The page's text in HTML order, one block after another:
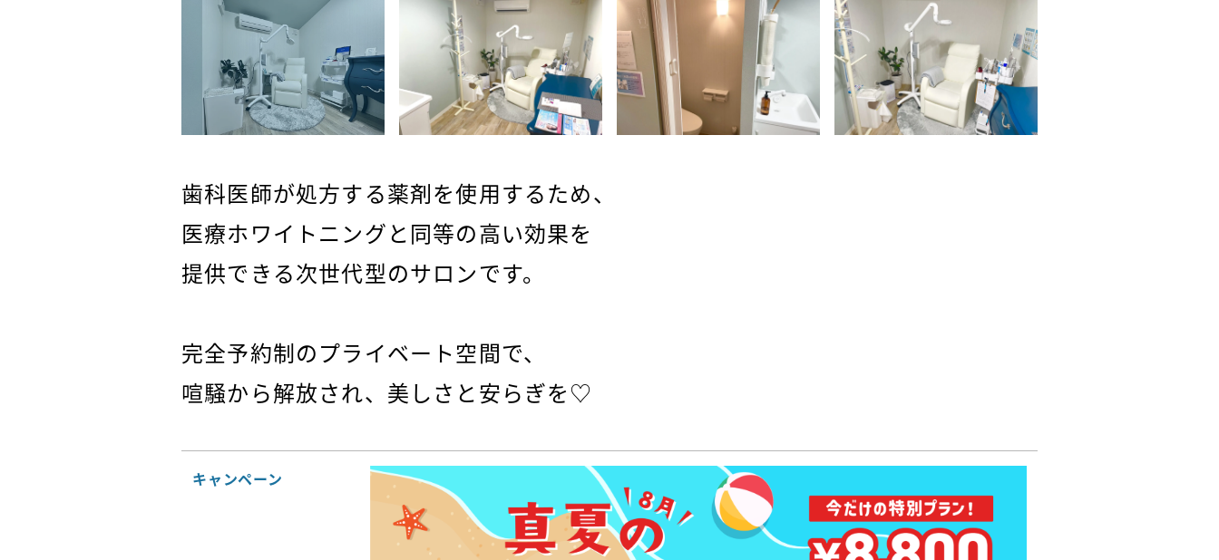
歯科医師が処方する薬剤を使用するため、
医療ホワイトニングと同等の高い効果を
提供できる次世代型のサロンです。
完全予約制のプライベート空間で、
喧騒から解放され、美しさと安らぎを♡
キャンペーン